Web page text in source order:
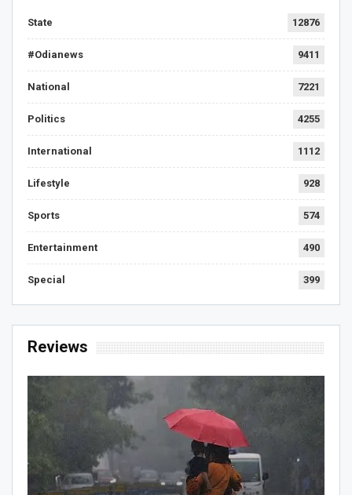
State 12876
#Odianews 9411
National 7221
Politics 4255
International 1112
Lifestyle 928
Sports 574
Entertainment 490
Special 399
Reviews